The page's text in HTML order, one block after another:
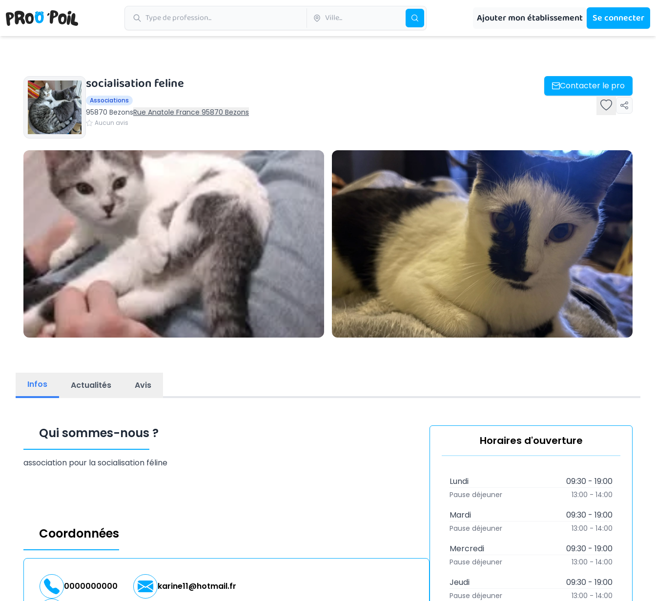
Ajouter mon établissement Se connecter
Accueil›Bezons› socialisation feline
socialisation feline
Associations
95870 BezonsRue Anatole France 95870 Bezons
Aucun avis
Contacter le pro
Infos Actualités Avis
Qui sommes-nous ?
association pour la socialisation féline
Coordonnées
0000000000 karine11@hotmail.fr
Horaires d'ouverture
Lundi 09:30 - 19:00
Pause déjeuner 13:00 - 14:00
Mardi 09:30 - 19:00
Pause déjeuner 13:00 - 14:00
Mercredi 09:30 - 19:00
Pause déjeuner 13:00 - 14:00
Jeudi 09:30 - 19:00
Pause déjeuner 13:00 - 14:00